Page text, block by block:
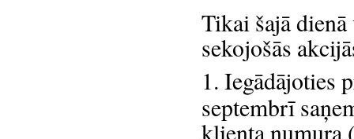
Tikai šajā
sekojošās
1. Iegādājoties
septembrī
klienta numura